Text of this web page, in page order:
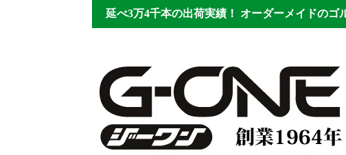
延べ3万4千本の出荷実績！ オーダーメイドのゴ